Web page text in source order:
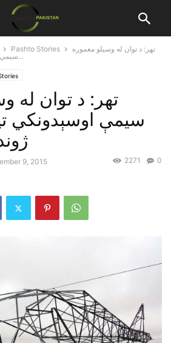
Pashto Stories
تهر: د توان له وسيلو معموره
سيمې اوسېدونکي تيارۀ کښې په ژوند...
تهر: د توان له
سيمې اوسېدونکي
9, 2015 0
2271